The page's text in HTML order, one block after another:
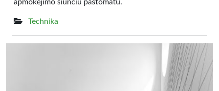
apmokėjimo siunčiu paštomatu.
Technika